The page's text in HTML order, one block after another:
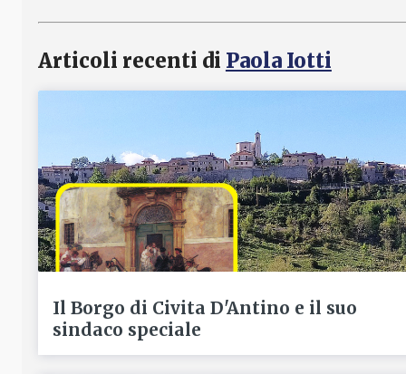
Articoli recenti di Paola Iotti
Il Borgo di Civita D'Antino e il suo
sindaco speciale